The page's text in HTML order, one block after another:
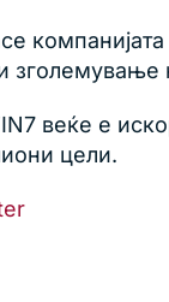
компанијата
зголемување
веќе е
цели.